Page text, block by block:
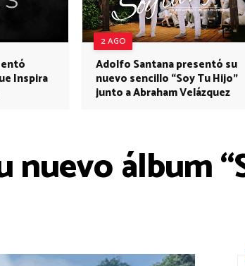
Inspira
2 AGO
Adolfo Santana presentó su
nuevo sencillo “Soy Tu Hijo”
junto a Abraham Velázquez
nuevo álbum